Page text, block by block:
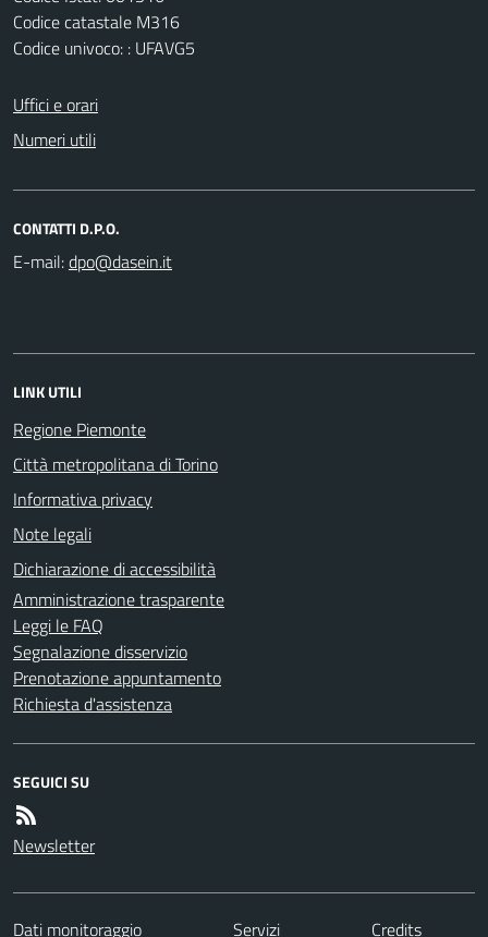
Codice catastale M316
Codice univoco: : UFAVG5
Uffici e orari
Numeri utili
CONTATTI D.P.O.
E-mail:
LINK UTILI
Regione Piemonte
Città metropolitana di Torino
Informativa privacy
Note legali
Dichiarazione di accessibilità
Amministrazione trasparente
Leggi le FAQ
Segnalazione disservizio
Prenotazione appuntamento
Richiesta d'assistenza
SEGUICI SU
Newsletter
Dati monitoraggio Servizi Credits